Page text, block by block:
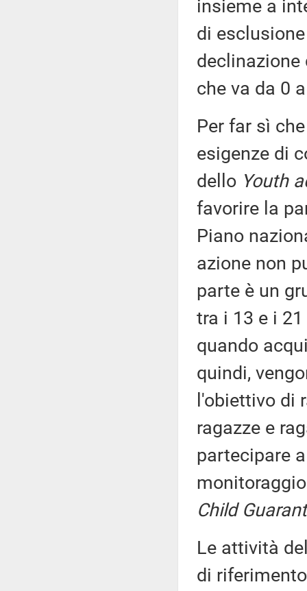
insieme a
di
che va da 0
Per far sì
esigenze di
dello Youth
favorire la
Piano
azione non
parte è un
tra i 13 e i
quando
quindi,
l'obiettivo di
ragazze e
partecipare
Child
Le attività
di